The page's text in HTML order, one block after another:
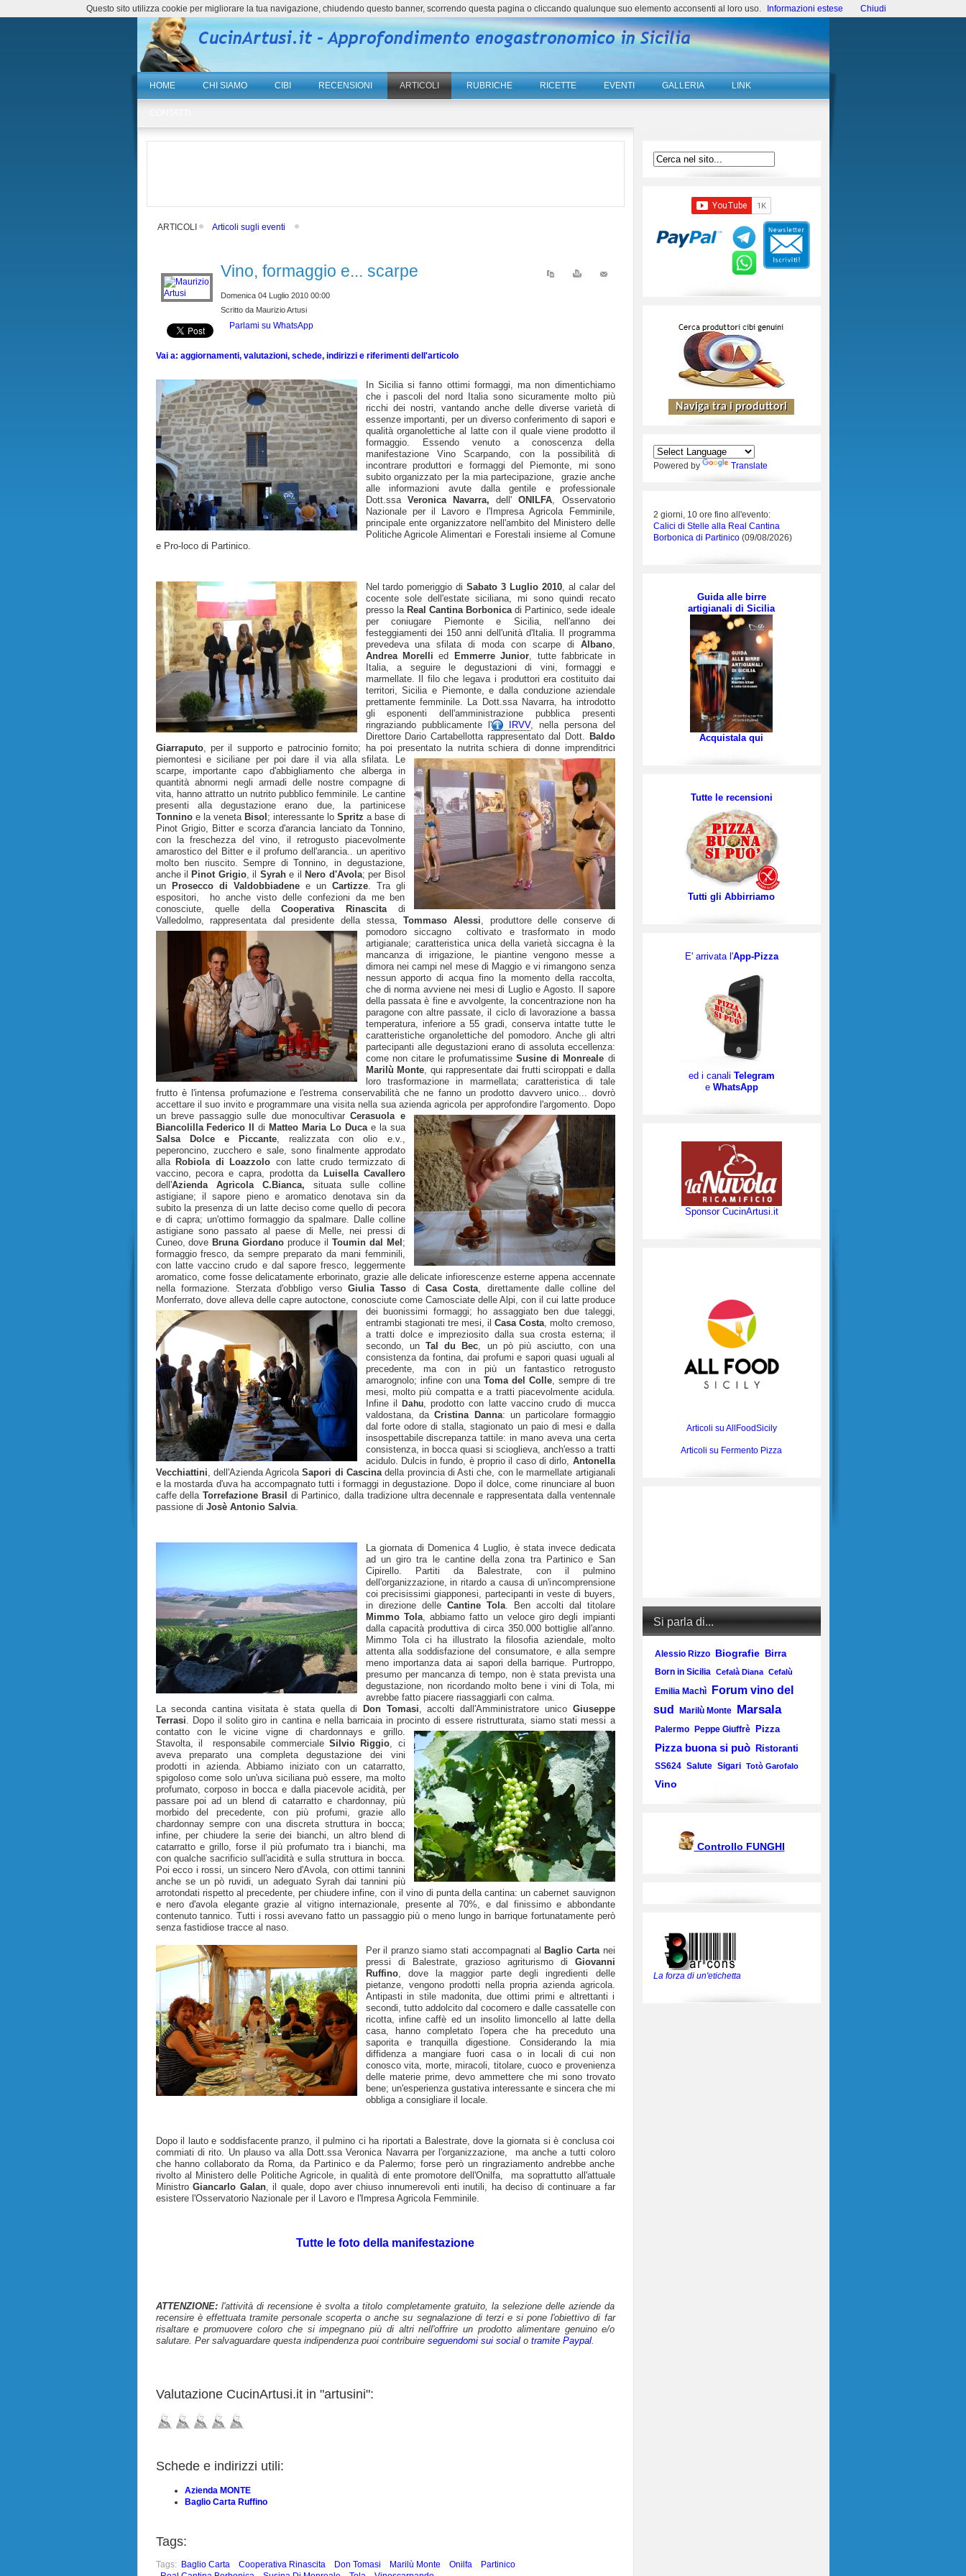
HOME CHI SIAMO CIBI RECENSIONI ARTICOLI RUBRICHE RICETTE EVENTI GALLERIA LINK
ARTICOLI Articoli sugli eventi
Vino, formaggio e... scarpe
Domenica 04 Luglio 2010 00:00
Scritto da Maurizio Artusi
Parlami su WhatsApp
Vai a: aggiornamenti, valutazioni, schede, indirizzi e riferimenti dell'articolo
In Sicilia si fanno ottimi formaggi, ma non dimentichiamo
che i pascoli del nord Italia sono sicuramente molto più
ricchi dei nostri, vantando anche delle diverse varietà di
essenze importanti, per un diverso conferimento di sapori e
qualità organolettiche al latte con il quale viene prodotto il
formaggio. Essendo venuto a conoscenza della
manifestazione Vino Scarpando, con la possibilità di
incontrare produttori e formaggi del Piemonte, mi sono
subito organizzato per la mia partecipazione, grazie anche
alle informazioni avute dalla gentile e professionale
Dott.ssa Veronica Navarra, dell'ONILFA, Osservatorio
Nazionale per il Lavoro e l'Impresa Agricola Femminile,
principale ente organizzatore nell'ambito del Ministero delle
Politiche Agricole Alimentari e Forestali insieme al Comune
e Pro-loco di Partinico.
Nel tardo pomeriggio diSabato 3 Luglio 2010, al calar del
cocente sole dell'estate siciliana, mi sono quindi recato
presso la Real Cantina Borbonicadi Partinico, sede ideale
per coniugare Piemonte e Sicilia, nell'anno dei
festeggiamenti dei 150 anni dell'unità d'Italia. Il programma
prevedeva una sfilata di moda con scarpe di Albano,
Andrea Morelli ed Emmerre Junior, tutte fabbricate in
Italia, a seguire le degustazioni di vini, formaggi e
marmellate. Il filo che legava i produttori era costituito dai
territori, Sicilia e Piemonte, e dalla conduzione aziendale
prettamente femminile. La Dott.ssa Navarra, ha introdotto
gli esponenti dell'amministrazione pubblica presenti
ringraziando pubblicamente l'
IRVV, nella persona del
Direttore Dario Cartabellotta rappresentato dal Dott. Baldo
Giarraputo, per il supporto e patrocinio fornito; ha poi presentato la nutrita schiera di donne imprenditrici
piemontesi e siciliane per poi dare il via alla sfilata.
Le
scarpe, importante capo d'abbigliamento che alberga in
quantità abnormi negli armadi delle nostre compagne di
vita, hanno attratto un nutrito pubblico femminile. Le cantine
presenti alla degustazione erano due, la partinicese
Tonninoe la veneta Bisol ; interessante loSpritza base di
Pinot Grigio, Bitter e scorza d'arancia lanciato da Tonnino,
con la freschezza del vino, il retrogusto piacevolmente
amarostico del Bitter e il profumo dell'arancia.. un aperitivo
molto ben riuscito. Sempre di Tonnino, in degustazione,
anche il
Pinot Grigio, il Syrahe il Nero d'Avola; per Bisol
un
Prosecco di Valdobbiadenee un Cartizze. Tra gli
espositori, ho anche visto delle confezioni da me ben
conosciute, quelle dellaCooperativa Rinascitadi
Valledolmo, rappresentata dal presidente della stessa,Tommaso Alessi, produttore delle conserve di
pomodoro siccagno coltivato e trasformato in modo
artigianale; caratteristica unica della varietà siccagna è la
mancanza di irrigazione, le piantine vengono messe a
dimora nei campi nel mese di Maggio e vi rimangono senza
nessun apporto di acqua fino la momento della raccolta,
che di norma avviene nei mesi di Luglio e Agosto. Il sapore
della passata è fine e avvolgente, la concentrazione non ha
paragone con altre passate, il ciclo di lavorazione a bassa
temperatura, inferiore a 55 gradi, conserva intatte tutte le
caratteristiche organolettiche del pomodoro. Anche gli altri
partecipanti alle degustazioni erano di assoluta eccellenza:
come non citare le profumatissimeSusine di Monreale di
Marilù Monte, qui rappresentate dai frutti sciroppati e dalla
loro trasformazione in marmellata; caratteristica di tale
frutto è l'intensa profumazione e l'estrema conservabilità che ne fanno un prodotto davvero unico... dovrò
accettare il suo invito e programmare una visita nella sua azienda agricola per approfondire l'argomento. Dopo
un breve passaggio sulle due monocultivarCerasuola e
Biancolilla Federico II
di Matteo Maria Lo Ducae la sua
Salsa Dolce e Piccante, realizzata con olio e.v.,
peperoncino, zucchero e sale, sono finalmente approdato
alla Robiola di Loazzolo con latte crudo termizzato di
vaccino, pecora e capra, prodotta da Luisella Cavallero
dell'Azienda Agricola C.Bianca, situata sulle colline
astigiane; il sapore pieno e aromatico denotava sin da
subito la presenza di un latte deciso come quello di pecora
e di capra; un'ottimo formaggio da spalmare. Dalle colline
astigiane sono passato al paese di Melle, nei pressi di
Cuneo, dove Bruna Giordano produce il Toumin dal Mel ;
formaggio fresco, da sempre preparato da mani femminili,
con latte vaccino crudo e dal sapore fresco, leggermente
aromatico, come fosse delicatamente erborinato, grazie alle delicate infiorescenze esterne appena accennate
nella formazione. Sterzata d'obbligo versoGiulia Tasso di Casa Costa, direttamente dalle colline del
Monferrato, dove alleva delle capre autoctone, conosciute come Camosciate delle Alpi, con il cui latte produce
dei buonissimi formaggi; ho assaggiato ben due taleggi,
entrambi stagionati tre mesi, ilCasa Costa, molto cremoso,
a tratti dolce e impreziosito dalla sua crosta esterna; il
secondo, un Tal du Bec, un pò più asciutto, con una
consistenza da fontina, dai profumi e sapori quasi uguali al
precedente, ma con in più un fantastico retrogusto
amarognolo; infine con una Toma del Colle, sempre di tre
mesi, molto più compatta e a tratti piacevolmente acidula.
Infine il
Dahu, prodotto con latte vaccino crudo di mucca
valdostana, daCristina Danna: un particolare formaggio
dal forte odore di stalla, stagionato un paio di mesi e dalla
insospettabile discrepanza tattile: in mano aveva una certa
consistenza, in bocca quasi si scioglieva, anch'esso a tratti
acidulo. Dulcis in fundo, è proprio il caso di dirlo, Antonella
Vecchiattini, dell'Azienda AgricolaSapori di Cascinadella provincia di Asti che, con le marmellate artigianali
e la mostarda d'uva ha accompagnato tutti i formaggi in degustazione. Dopo il dolce, come rinunciare al buon
caffe dellaTorrefazione Brasil
di Partinico, dalla tradizione ultra decennale e rappresentata dalla ventennale
passione di Josè Antonio Salvia.
La giornata di Domenica 4 Luglio, è stata invece dedicata
ad un giro tra le cantine della zona tra Partinico e San
Cipirello. Partiti da Balestrate, con il pulmino
dell'organizzazione, in ritardo a causa di un'incomprensione
coi precisissimi giapponesi, partecipanti in veste di buyers,
in direzione delle Cantine Tola. Ben accolti dal titolare
Mimmo Tola, abbiamo fatto un veloce giro degli impianti
dalla capacità produttiva di circa 350.000 bottiglie all'anno.
Mimmo Tola ci ha illustrato la filosofia aziendale, molto
attenta alla soddisfazione del consumatore, e alla sempre
meno importanza data ai sapori della barrique. Purtroppo,
presumo per mancanza di tempo, non è stata prevista una
degustazione, non ricordando molto bene i vini di Tola, mi
avrebbe fatto piacere riassaggiarli con calma.
La seconda cantina visitata è stata quella di
Don Tomasi, accolti dall'Amministratore unico Giuseppe
Terrasi. Dopo il solito giro in cantina e nella barricaia in procinto di essere ristrutturata, siamo stati messi a
contatto con le vicine vigne di chardonnays e grillo.
Stavolta, il responsabile commerciale Silvio Riggio, ci
aveva preparato una completa degustazione dei vini
prodotti in azienda. Abbiamo iniziato con un catarratto,
spigoloso come solo un'uva siciliana può essere, ma molto
profumato, corposo in bocca e dalla piacevole acidità, per
passare poi ad un blend di catarratto e chardonnay, più
morbido del precedente, con più profumi, grazie allo
chardonnay sempre con una discreta struttura in bocca;
infine, per chiudere la serie dei bianchi, un altro blend di
catarratto e grillo, forse il più profumato tra i bianchi, ma
con qualche sacrificio sull'acidità e sulla struttura in bocca.
Poi ecco i rossi, un sincero Nero d'Avola, con ottimi tannini
anche se un pò ruvidi, un adeguato Syrah dai tannini più
arrotondati rispetto al precedente, per chiudere infine, con il vino di punta della cantina: un cabernet sauvignon
e nero d'avola elegante grazie al vitigno internazionale, presente al 70%, e dal finissimo e abbondante
contenuto tannico. Tutti i rossi avevano fatto un passaggio più o meno lungo in barrique fortunatamente però
senza fastidiose tracce al naso.
Per il pranzo siamo stati accompagnati al Baglio Cartanei
pressi di Balestrate, grazioso agriturismo di Giovanni
Ruffino, dove la maggior parte degli ingredienti delle
pietanze, vengono prodotti nella propria azienda agricola.
Antipasti in stile madonita, due ottimi primi e altrettanti i
secondi, tutto addolcito dal cocomero e dalle cassatelle con
ricotta, infine caffè ed un insolito limoncello al latte della
casa, hanno completato l'opera che ha preceduto una
saporita e tranquilla digestione. Considerando la mia
diffidenza a mangiare fuori casa o in locali di cui non
conosco vita, morte, miracoli, titolare, cuoco e provenienza
delle materie prime, devo ammettere che mi sono trovato
bene; un'esperienza gustativa interessante e sincera che mi
obbliga a consigliare il locale.
Dopo il lauto e soddisfacente pranzo, il pulmino ci ha riportati a Balestrate, dove la giornata si è conclusa coi
commiati di rito. Un plauso va alla Dott.ssa Veronica Navarra per l'organizzazione, ma anche a tutti coloro
che hanno collaborato da Roma, da Partinico e da Palermo; forse però un ringraziamento andrebbe anche
rivolto al Ministero delle Politiche Agricole, in qualità di ente promotore dell'Onilfa, ma soprattutto all'attuale
MinistroGiancarlo Galan, il quale, dopo aver chiuso innumerevoli enti inutili, ha deciso di continuare a far
esistere l'Osservatorio Nazionale per il Lavoro e l'Impresa Agricola Femminile.
Tutte le foto della manifestazione
ATTENZIONE:l'attività di recensione è svolta a titolo completamente gratuito, la selezione delle aziende da
recensire è effettuata tramite personale scoperta o anche su segnalazione di terzi e si pone l'obiettivo di far
risaltare e promuovere coloro che si impegnano più di altri nell'offrire un prodotto alimentare genuino e/o
salutare. Per salvaguardare questa indipendenza puoi contribuire seguendomi sui socialo tramite Paypal.
Valutazione CucinArtusi.it in "artusini":
Schede e indirizzi utili:
Azienda MONTE
Baglio Carta Ruffino
Tags:
Tags: Baglio Carta Cooperativa Rinascita Don Tomasi Marilù Monte Onilfa
Partinico
Powered by Translate
2 giorni, 10 ore fino all'evento:
Calici di Stelle alla Real Cantina
Borbonica di Partinico (09/08/2026)
Guida alle birre
artigianali di Sicilia
Acquistala qui
Tutte le recensioni
Tutti gli Abbirriamo
E' arrivata l'App-Pizza
ed i canali Telegram
e WhatsApp
Sponsor CucinArtusi.it
Articoli su AllFoodSicily
Articoli su Fermento Pizza
Si parla di...
Alessio Rizzo Biografie Birra
Born in Sicilia Cefalà Diana Cefalù
Emilia Machì
Forum vino del
sud
Marilù Monte Marsala
Palermo Peppe Giuffrè Pizza
Pizza buona si può Ristoranti
SS624 Salute Sigari Totò Garofalo
Vino
Controllo FUNGHI
La forza di un'etichetta
Questo sito utilizza cookie per migliorare la tua navigazione, chiudendo questo banner, scorrendo questa pagina o cliccando qualunque suo elemento acconsenti al loro uso. Informazioni estese Chiudi